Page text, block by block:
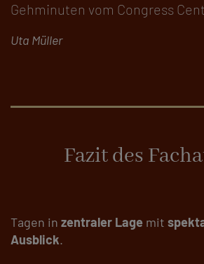
Gehminuten vom Congress
Uta Müller
Fazit des
Tagen in zentraler Lage mit
Ausblick.